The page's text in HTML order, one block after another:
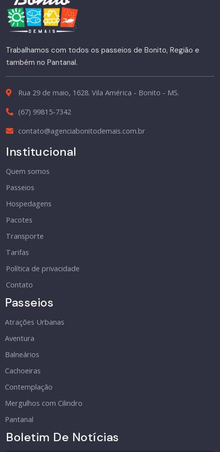
Trabalhamos com todos os passeios de Bonito, Região e
também no Pantanal.
Rua 29 de maio, 1628. Vila América - Bonito - MS.
(67) 99815-7342
contato@agenciabonitodemais.com.br
Institucional
Quem somos
Passeios
Hospedagens
Pacotes
Transporte
Tarifas
Política de privacidade
Contato
Passeios
Atrações Urbanas
Aventura
Balneários
Cachoeiras
Contemplação
Mergulhos com Cilindro
Pantanal
Boletim De Notícias